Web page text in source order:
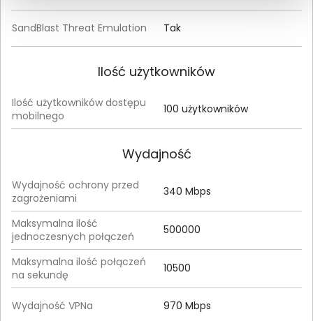
SandBlast Threat Emulation Tak
Ilość użytkowników
Ilość użytkowników dostępu
mobilnego
100 użytkowników
Wydajność
Wydajność ochrony przed
zagrożeniami
340 Mbps
Maksymalna ilość
jednoczesnych połączeń
500000
Maksymalna ilość połączeń
na sekundę
10500
Wydajność VPNa 970 Mbps